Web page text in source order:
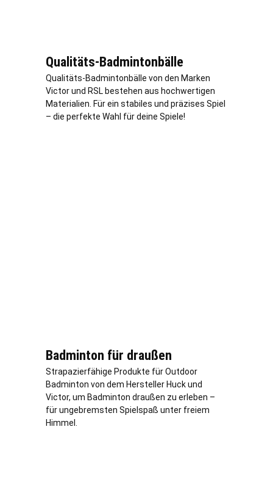
Qualitäts-Badmintonbälle
Qualitäts-Badmintonbälle von den Marken
Victor und RSL bestehen aus hochwertigen
Materialien. Für ein stabiles und präzises Spiel
– die perfekte Wahl für deine Spiele!
Badminton für draußen
Strapazierfähige Produkte für Outdoor
Badminton von dem Hersteller Huck und
Victor, um Badminton draußen zu erleben –
für ungebremsten Spielspaß unter freiem
Himmel.